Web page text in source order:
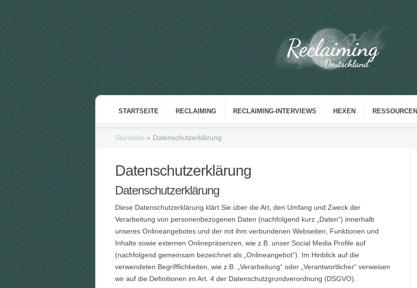
STARTSEITE RECLAIMING RECLAIMING-INTERVIEWS HEXEN RESSOURCEN
Startseite » Datenschutzerklärung
Datenschutzerklärung
Datenschutzerklärung
Diese Datenschutzerklärung klärt Sie über die Art, den Umfang und Zweck der
Verarbeitung von personenbezogenen Daten (nachfolgend kurz „Daten“) innerhalb
unseres Onlineangebotes und der mit ihm verbundenen Webseiten, Funktionen und
Inhalte sowie externen Onlinepräsenzen, wie z.B. unser Social Media Profile auf
(nachfolgend gemeinsam bezeichnet als „Onlineangebot“). Im Hinblick auf die
verwendeten Begrifflichkeiten, wie z.B. „Verarbeitung“ oder „Verantwortlicher“ verweisen
wir auf die Definitionen im Art. 4 der Datenschutzgrundverordnung (DSGVO).